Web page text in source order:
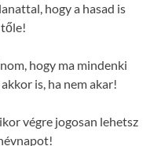
hogy a hasad is
hogy ma mindenki
is, ha nem akar!
végre jogosan lehetsz